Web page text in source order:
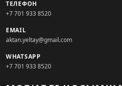
ТЕЛЕФОН
+7 701 933 8520
EMAIL
aktan.yeltay@gmail.com
WHATSAPP
+7 701 933 8520